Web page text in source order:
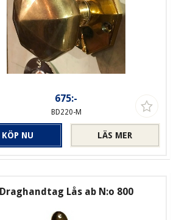
675:-
BD220-M
LÄS MER
KÖP NU
Draghandtag Lås ab N:o 800